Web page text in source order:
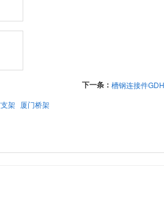
下一条： 槽钢连接件
架 厦门桥架